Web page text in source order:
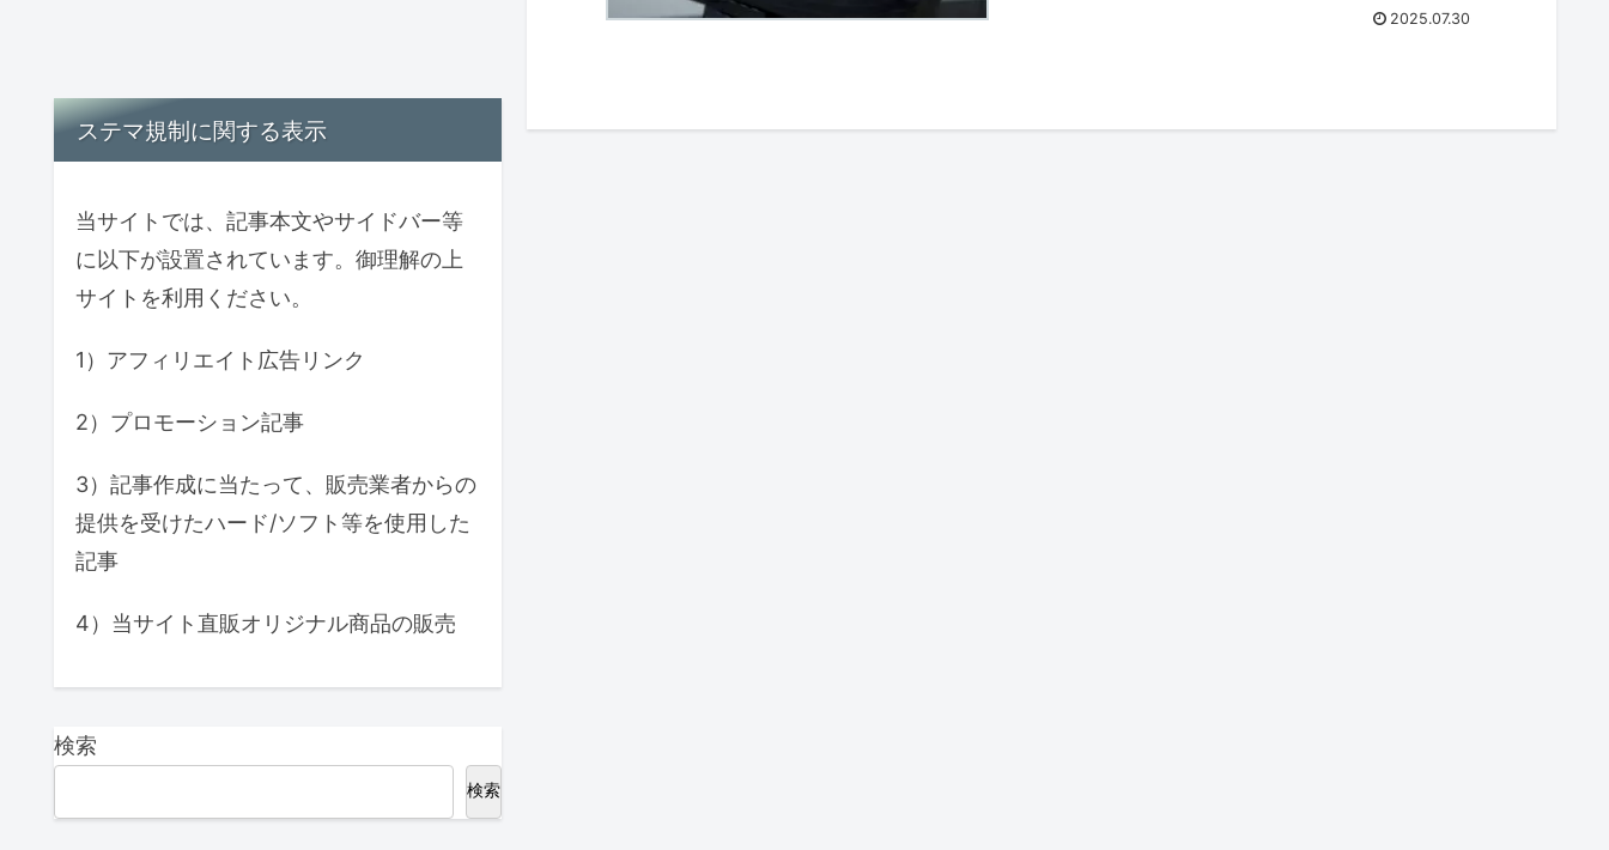
2025.07.30
ステマ規制に関する表示
当サイトでは、記事本文やサイドバー等
に以下が設置されています。御理解の上
サイトを利用ください。
1）アフィリエイト広告リンク
2）プロモーション記事
3）記事作成に当たって、販売業者からの
提供を受けたハード/ソフト等を使用した
記事
4）当サイト直販オリジナル商品の販売
検索
検索